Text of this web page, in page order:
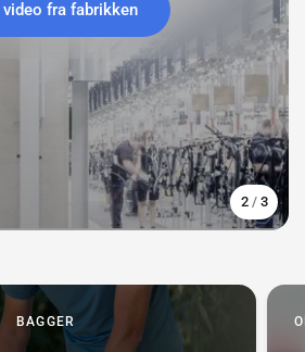
3 / 3
Utforsk modellene
video fra fabrikken
Se produkter
BAGGER